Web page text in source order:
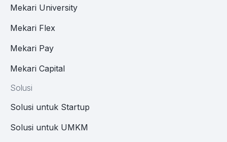
Mekari University
Mekari Flex
Mekari Pay
Mekari Capital
Solusi
Solusi untuk Startup
Solusi untuk UMKM